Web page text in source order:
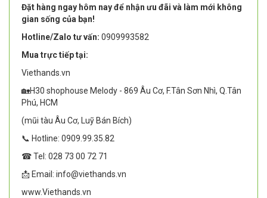
Đặt hàng ngay hôm nay để nhận ưu đãi và làm mới không
gian sống của bạn!
Hotline/Zalo tư vấn: 0909993582
Mua trực tiếp tại:
Viethands.vn
🏡H30 shophouse Melody - 869 Âu Cơ, F.Tân Sơn Nhì, Q.Tân
Phú, HCM
(mũi tàu Âu Cơ, Luỹ Bán Bích)
📞 Hotline: 0909.99.35.82
☎ Tel: 028 73 00 72 71
📩 Email: info@viethands.vn
www.Viethands.vn